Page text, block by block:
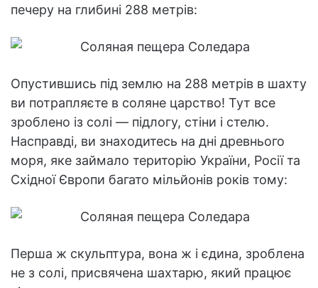
печеру на глибині 288 метрів:
Опустившись під землю на 288 метрів в шахту
ви потрапляєте в соляне царство! Тут все
зроблено із солі — підлогу, стіни і стелю.
Насправді, ви знаходитесь на дні древнього
моря, яке займало територію України, Росії та
Східної Європи багато мільйонів років тому:
Перша ж скульптура, вона ж і єдина, зроблена
не з солі, присвячена шахтарю, який працює